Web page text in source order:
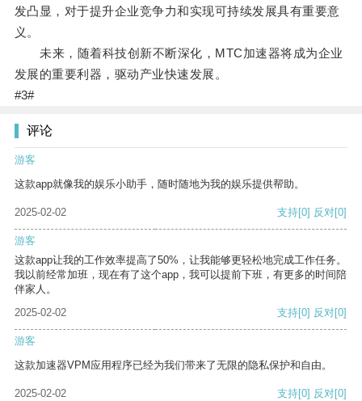
发凸显，对于提升企业竞争力和实现可持续发展具有重要意
义。
未来，随着科技创新不断深化，MTC加速器将成为企业
发展的重要利器，驱动产业快速发展。
#3#
评论
游客
这款app就像我的娱乐小助手，随时随地为我的娱乐提供帮助。
2025-02-02 支持[0] 反对[0]
游客
这款app让我的工作效率提高了50%，让我能够更轻松地完成工作任务。
我以前经常加班，现在有了这个app，我可以提前下班，有更多的时间陪
伴家人。
2025-02-02
支持[0] 反对[0]
游客
这款加速器VPM应用程序已经为我们带来了无限的隐私保护和自由。
2025-02-02 支持[0] 反对[0]